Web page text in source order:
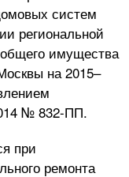
систем
региональной
имущества
на 2015–
№ 832-ПП.
при
ремонта